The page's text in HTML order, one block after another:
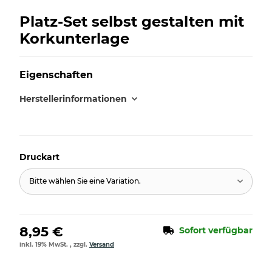
Platz-Set selbst gestalten mit
Korkunterlage
Eigenschaften
Herstellerinformationen
Druckart
Bitte wählen Sie eine Variation.
8,95 € Sofort verfügbar
inkl. 19% MwSt. , zzgl. Versand